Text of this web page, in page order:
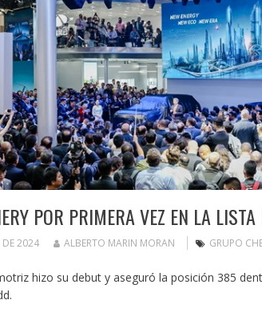
POR PRIMERA VEZ EN LA
DE 2024 ALBERTO MARIN MORAN GRUPO
hizo su debut y aseguró la posición 385